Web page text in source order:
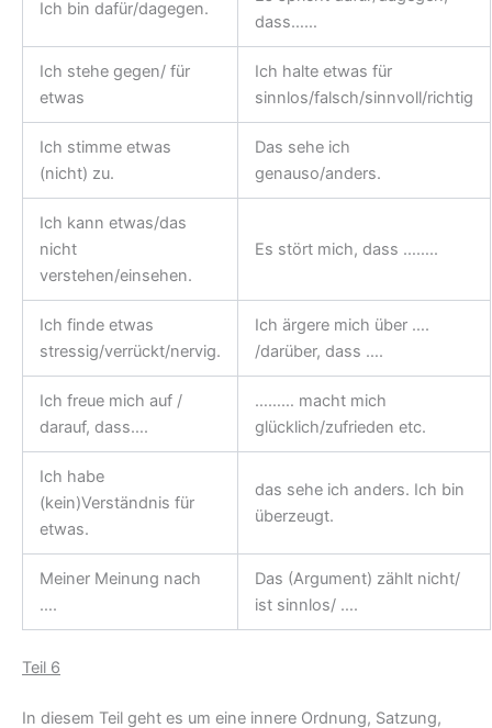
Ich bin dafür/dagegen.
dass……
Ich stehe gegen/ für
etwas
Ich halte etwas für
sinnlos/falsch/sinnvoll/richtig
Ich stimme etwas
(nicht) zu.
Das sehe ich
genauso/anders.
Ich kann etwas/das
nicht
verstehen/einsehen.
Es stört mich, dass ……..
Ich finde etwas
stressig/verrückt/nervig.
Ich ärgere mich über ….
/darüber, dass ….
Ich freue mich auf /
darauf, dass….
……… macht mich
glücklich/zufrieden etc.
Ich habe
(kein)Verständnis für
etwas.
das sehe ich anders. Ich bin
überzeugt.
Meiner Meinung nach
….
Das (Argument) zählt nicht/
ist sinnlos/ ….
Teil 6
In diesem Teil geht es um eine innere Ordnung, Satzung,